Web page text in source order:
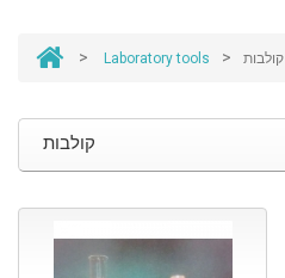
> Laboratory tools > קולבות
קולבות